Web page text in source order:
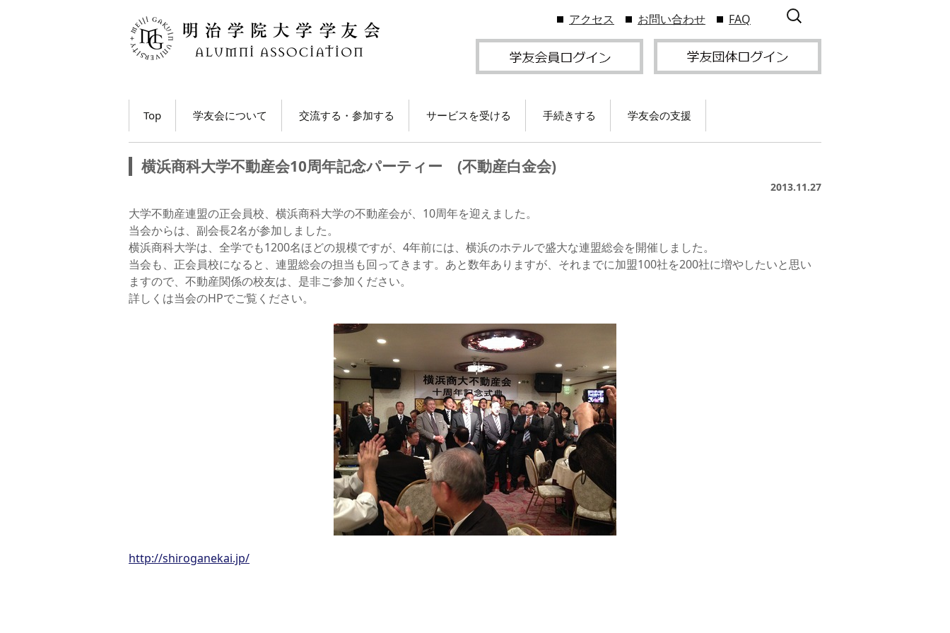
アクセス お問い合わせ FAQ
検
索:
テ
ン
ツ
移
動
Top 学友会について
学長・学友会会長メッ
セージ
学友会の活動とは？
学友会員について
学友会費および納入方
法
交流する・参加する
各地学友会
MGクリスマスプレゼン
ト（無料）に応募しよ
う！
大学のイベント情報
学部によるOB・OG活
動
学友団体一覧
学友団体情報
サービスを受ける
図書館の利用
卒業生メールサービス
(MGメール)【2010年3
月卒業生以降】
各種サービス
Ａ会員サービス
手続きする
住所等変更について
各種証明書の発行
学友会費および納入方
法
学友会の支援
卒業記念パーティー開
会・ブロック長補助申
請方法
横浜商科大学不動産会10周年記念パーティー (不動産白金会)
2013.11.27
大学不動産連盟の正会員校、横浜商科大学の不動産会が、10周年を迎えました。
当会からは、副会長2名が参加しました。
横浜商科大学は、全学でも1200名ほどの規模ですが、4年前には、横浜のホテルで盛大な連盟総会を開催しました。
当会も、正会員校になると、連盟総会の担当も回ってきます。あと数年ありますが、それまでに加盟100社を200社に増やしたいと思い
ますので、不動産関係の校友は、是非ご参加ください。
詳しくは当会のHPでご覧ください。
http://shiroganekai.jp/